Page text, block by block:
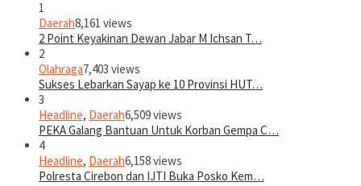
1
Daerah8,161 views
2 Point Keyakinan Dewan Jabar M Ichsan T…
2
Olahraga7,403 views
Sukses Lebarkan Sayap ke 10 Provinsi HUT…
3
Headline, Daerah6,509 views
PEKA Galang Bantuan Untuk Korban Gempa C…
4
Headline, Daerah6,158 views
Polresta Cirebon dan IJTI Buka Posko Kem…